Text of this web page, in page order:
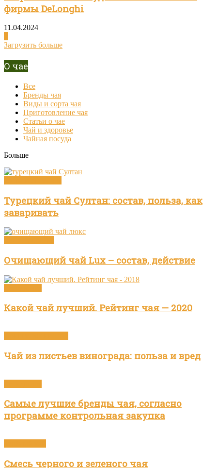
фирмы DeLonghi
11.04.2024
Загрузить больше
О чае
Все
Бренды чая
Виды и сорта чая
Приготовление чая
Статьи о чае
Чай и здоровье
Чайная посуда
Больше
Турецкий чай Султан: состав, польза, как
заваривать
Очищающий чай Lux – состав, действие
Какой чай лучший. Рейтинг чая — 2020
Чай из листьев винограда: польза и вред
Самые лучшие бренды чая, согласно
программе контрольная закупка
Смесь черного и зеленого чая